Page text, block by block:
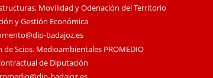
Movilidad y Odenación del Territorio
y Gestión Económica
badajoz.es
de Scios. Medioambientales PROMEDIO
de Diputación